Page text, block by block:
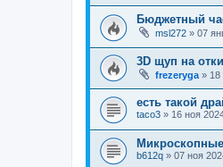
Бюджетный
msl272 » 07
3D щуп на
frezeryga » 18
есть такой
taco3 » 16 ноя
b612q » 07 ноя